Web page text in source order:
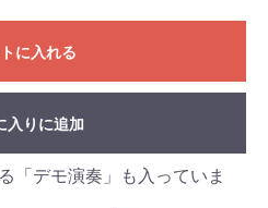
に入れる
入りに追加
「デモ演奏」も入っていま